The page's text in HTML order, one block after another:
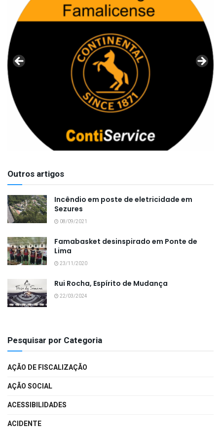
Outros artigos
Incêndio em poste de eletricidade em
Sezures
08/09/2021
Famabasket desinspirado em Ponte de
Lima
23/11/2020
Rui Rocha, Espírito de Mudança
22/03/2024
Pesquisar por Categoria
AÇÃO DE FISCALIZAÇÃO
AÇÃO SOCIAL
ACESSIBILIDADES
ACIDENTE